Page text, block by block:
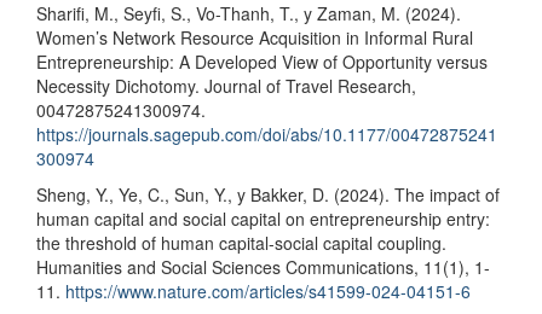
Sharifi, M., Seyfi, S., Vo-Thanh, T., y Zaman, M. (2024).
Women’s Network Resource Acquisition in Informal Rural
Entrepreneurship: A Developed View of Opportunity versus
Necessity Dichotomy. Journal of Travel Research,
00472875241300974.
https://journals.sagepub.com/doi/abs/10.1177/00472875241
300974
Sheng, Y., Ye, C., Sun, Y., y Bakker, D. (2024). The impact of
human capital and social capital on entrepreneurship entry:
the threshold of human capital-social capital coupling.
Humanities and Social Sciences Communications, 11(1), 1-
11. https://www.nature.com/articles/s41599-024-04151-6